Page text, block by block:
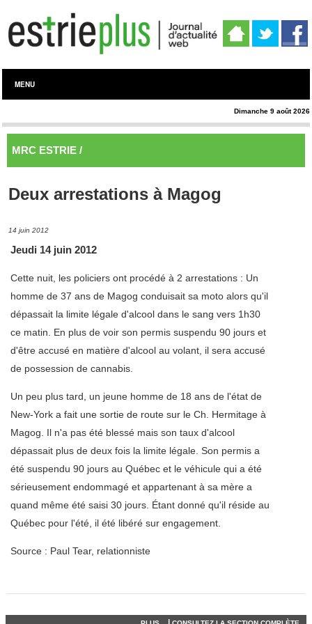
MENU
Dimanche 9 août 2026
MRC ESTRIE /
Deux arrestations à Magog
14 juin 2012
Jeudi 14 juin 2012
Cette nuit, les policiers ont procédé à 2 arrestations : Un
homme de 37 ans de Magog conduisait sa moto alors qu'il
dépassait la limite légale d'alcool dans le sang vers 1h30
ce matin. En plus de voir son permis suspendu 90 jours et
d'être accusé en matière d'alcool au volant, il sera accusé
de possession de cannabis.
Un peu plus tard, un jeune homme de 18 ans de l'état de
New-York a fait une sortie de route sur le Ch. Hermitage à
Magog. Il n'a pas été blessé mais son taux d'alcool
dépassait plus de deux fois la limite légale. Son permis a
été suspendu 90 jours au Québec et le véhicule qui a été
sérieusement endommagé et appartenant à sa mère a
quand même été saisi 30 jours. Étant donné qu'il réside au
Québec pour l'été, il été libéré sur engagement.
Source : Paul Tear, relationniste